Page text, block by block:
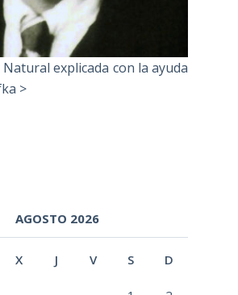
Natural explicada con la ayuda
>
AGOSTO 2026
X J V S D